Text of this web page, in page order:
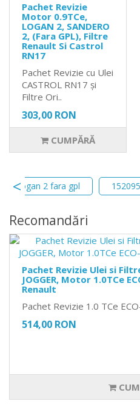
Pachet Revizie
Motor 0.9TCe,
LOGAN 2, SANDERO
2, (Fara GPL), Filtre
Renault Si Castrol
RN17
Pachet Revizie cu Ulei
CASTROL RN17 și
Filtre Ori..
303,00 RON
CUMPĂRĂ
logan 2 fara gpl
Recomandări
Pachet Revizie Ulei si
JOGGER, Motor 1.0TCe
Renault
Pachet Revizie 1.0 TCe
514,00 RON